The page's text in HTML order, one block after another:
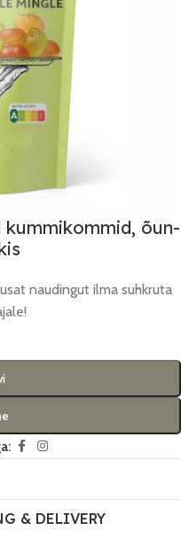
õun-
naudingut ilma suhkruta
& DELIVERY